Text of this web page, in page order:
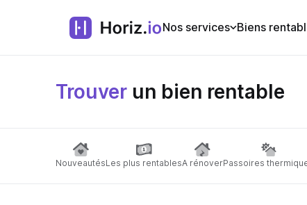
Nos services Biens
Trouver un bien rentable
NouveautésLes plus rentablesA rénoverPassoires